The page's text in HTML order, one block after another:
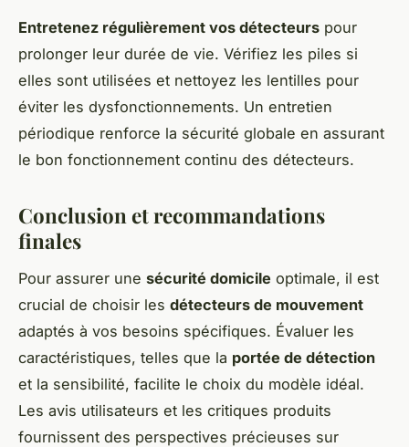
Entretenez régulièrement vos détecteurs pour
prolonger leur durée de vie. Vérifiez les piles si
elles sont utilisées et nettoyez les lentilles pour
éviter les dysfonctionnements. Un entretien
périodique renforce la sécurité globale en assurant
le bon fonctionnement continu des détecteurs.
Conclusion et recommandations
finales
Pour assurer une sécurité domicile optimale, il est
crucial de choisir les détecteurs de mouvement
adaptés à vos besoins spécifiques. Évaluer les
caractéristiques, telles que la portée de détection
et la sensibilité, facilite le choix du modèle idéal.
Les avis utilisateurs et les critiques produits
fournissent des perspectives précieuses sur